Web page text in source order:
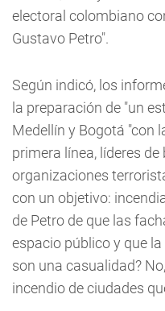
electoral colombiano
Gustavo Petro".
Según indicó, los
la preparación de "un
Medellín y Bogotá "con
primera línea, líderes
organizaciones
con un objetivo:
de Petro de que las
espacio público y que
son una casualidad?
incendio de ciudades